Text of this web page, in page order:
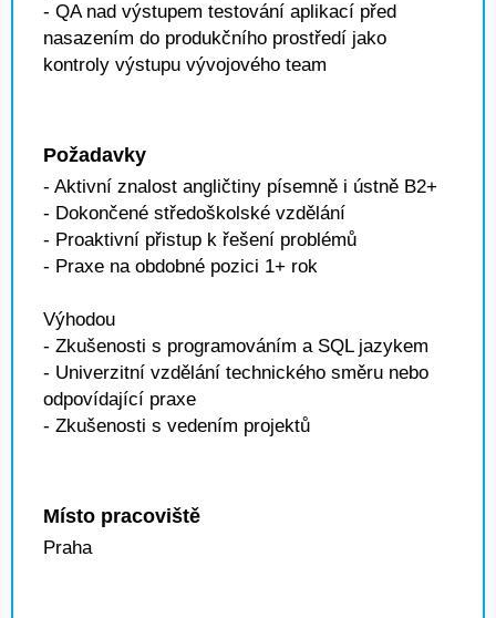
- QA nad výstupem testování aplikací před
nasazením do produkčního prostředí jako
kontroly výstupu vývojového team
Požadavky
- Aktivní znalost angličtiny písemně i ústně B2+
- Dokončené středoškolské vzdělání
- Proaktivní přistup k řešení problémů
- Praxe na obdobné pozici 1+ rok
Výhodou
- Zkušenosti s programováním a SQL jazykem
- Univerzitní vzdělání technického směru nebo
odpovídající praxe
- Zkušenosti s vedením projektů
Místo pracoviště
Praha